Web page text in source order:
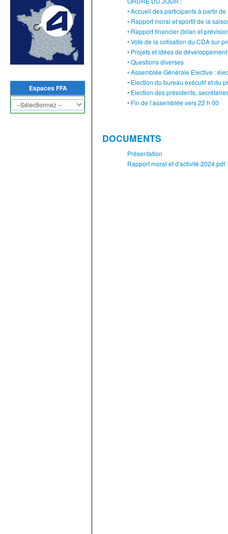
Espaces FFA
• Accueil des participants à partir
• Rapport moral et sportif de la
• Rapport financier (bilan et
• Vote de la cotisation du CDA sur
• Projets et idées de
• Questions diverses
• Assemblée Générale Elective :
• Election du bureau exécutif et du
• Election des présidents,
• Fin de l’assemblée vers 22 h 00
DOCUMENTS
Présentation
Rapport moral et d'activité 2024.pdf